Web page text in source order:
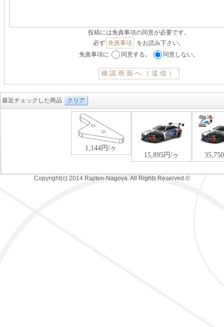
投稿には免責事項の同意が必要です。
必ず 免責事項
をお読み下さい。
免責事項に
同意する。 同意しない。
最近チェックした商品 クリア
Copyright(c) 2014 Rajiten-Nagoya. All Rights Reserved.©